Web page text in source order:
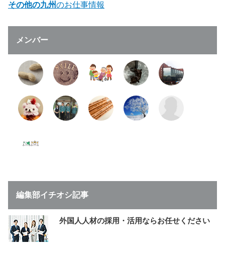
その他の九州のお仕事情報
メンバー
編集部イチオシ記事
外国人人材の採用・活用ならお任せください